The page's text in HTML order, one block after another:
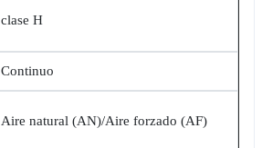
clase H
Continuo
Aire natural (AN)/Aire forzado (AF)